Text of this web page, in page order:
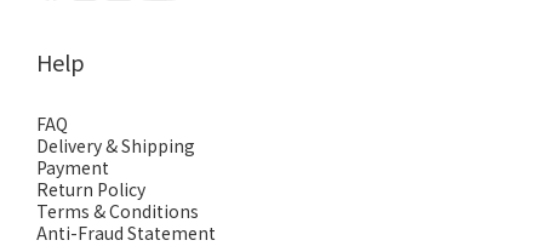
Help
FAQ
Delivery & Shipping
Payment
Return Policy
Terms & Conditions
Anti-Fraud Statement